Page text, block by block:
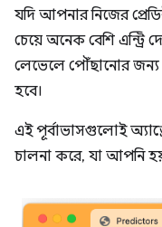
যদি আপনার নিজের
চেয়ে অনেক বেশি এন্ট্রি
লেভেলে পৌঁছানোর
হবে।
এই পূর্বাভাসগুলোই
চালনা করে, যা আপনি